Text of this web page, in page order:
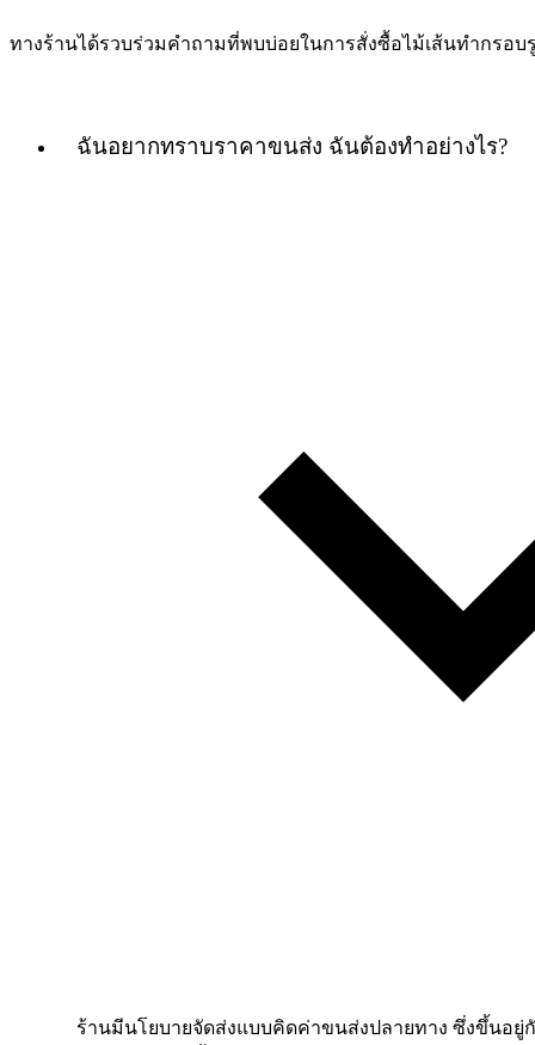
ทางร้านได้รวบร่วมคำถามที่พบบ่อยในการสั่งซื้อไม้เส้นทำกรอ
ฉันอยากทราบราคาขนส่ง ฉันต้องทำอย่างไร?
ร้านมีนโยบายจัดส่งแบบคิดค่าขนส่งปลายทาง ซึ่งขึ้นอ